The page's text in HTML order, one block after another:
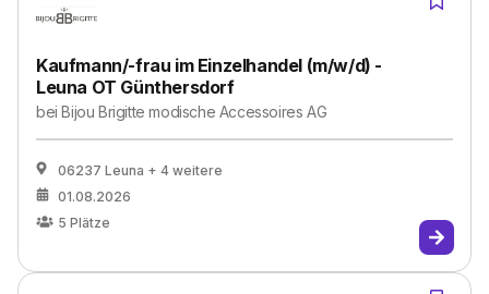
Kaufmann/-frau im Einzelhandel (m/w/d) -
Leuna OT Günthersdorf
beiBijou Brigitte modische Accessoires AG
06237 Leuna + 4 weitere
01.08.2026
5 Plätze